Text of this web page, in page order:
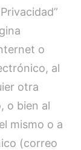
o
al
otra
o bien al
mismo o a
(correo